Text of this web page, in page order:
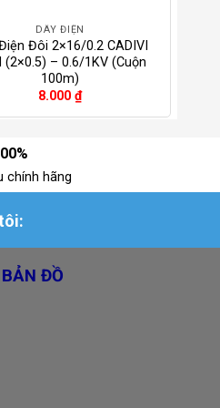
DÂY ĐIỆN
Đôi 2×16/0.2 CADIVI
(2×0.5) – 0.6/1KV (Cuộn
100m)
8.000 ₫
chính hãng
BẢN ĐỒ